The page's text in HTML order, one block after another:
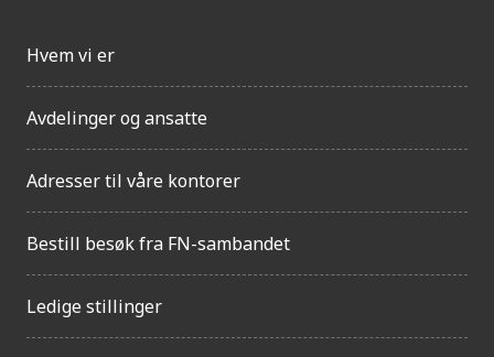
h
Hvem vi er
Avdelinger og ansatte
Adresser til våre kontorer
Bestill besøk fra FN-sambandet
Ledige stillinger